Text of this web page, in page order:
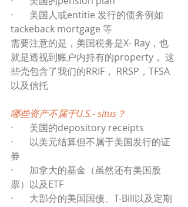
·       美国人或entitie 发行的债务例如
tackeback mortgage 等
需要注意的是，美国税务是X- Ray，也
就是透视到账户内持有的property， 这
些壳包含了我们的RRIF， RRSP，TFSA
以及信托
哪些资产不属于U.S.- situs？
·       美国的depository receipts
·       以美元结算但不属于美国发行的证
券
·       加拿大的基金（虽然还有美国股
票）以及ETF
·       大部分的美国国债、T-Bill以及定期